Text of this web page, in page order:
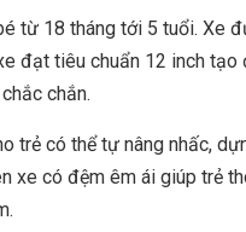
từ 18 tháng tới 5 tuổi. Xe
đạt tiêu chuẩn 12 inch tạo
chắn.
trẻ có thể tự nâng nhấc,
xe có đệm êm ái giúp trẻ